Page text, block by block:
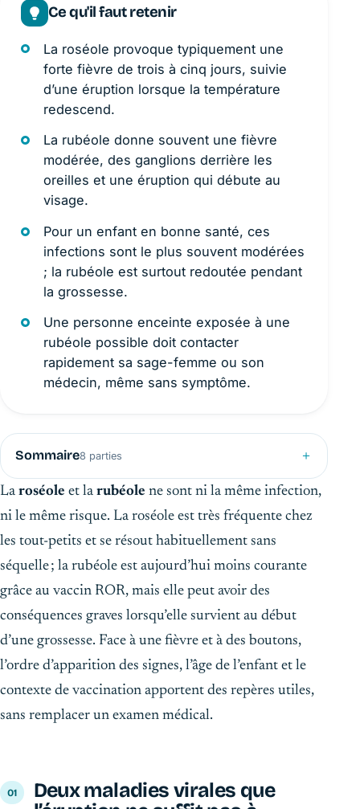
Ce qu'il faut retenir
La roséole provoque typiquement une
forte fièvre de trois à cinq jours, suivie
d’une éruption lorsque la température
redescend.
La rubéole donne souvent une fièvre
modérée, des ganglions derrière les
oreilles et une éruption qui débute au
visage.
Pour un enfant en bonne santé, ces
infections sont le plus souvent modérées
; la rubéole est surtout redoutée pendant
la grossesse.
Une personne enceinte exposée à une
rubéole possible doit contacter
rapidement sa sage-femme ou son
médecin, même sans symptôme.
Sommaire8 parties
La roséole et la rubéole ne sont ni la même infection,
ni le même risque. La roséole est très fréquente chez
les tout-petits et se résout habituellement sans
séquelle ; la rubéole est aujourd’hui moins courante
grâce au vaccin ROR, mais elle peut avoir des
conséquences graves lorsqu’elle survient au début
d’une grossesse. Face à une fièvre et à des boutons,
l’ordre d’apparition des signes, l’âge de l’enfant et le
contexte de vaccination apportent des repères utiles,
sans remplacer un examen médical.
Deux maladies virales que